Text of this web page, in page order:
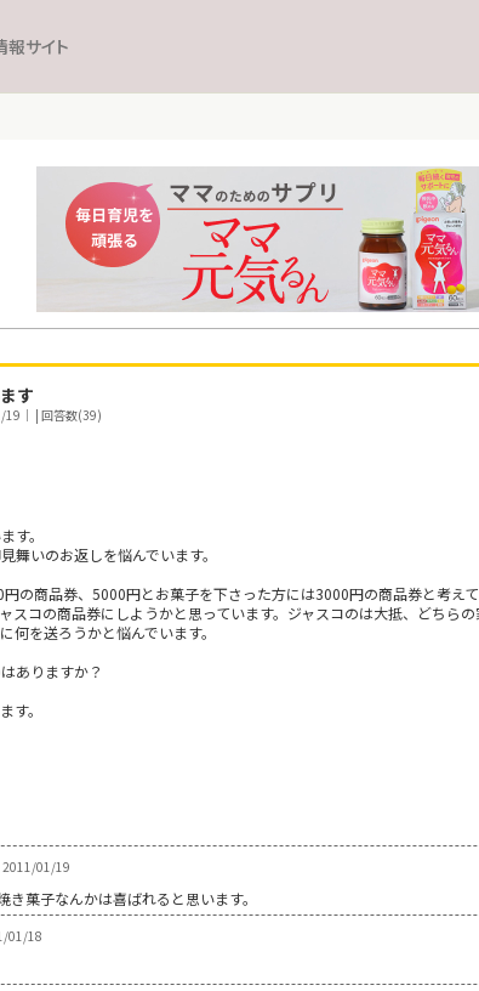
報サイト
す
19｜ | 回答数(39)
す。
舞いのお返しを悩んでいます。
の商品券、5000円とお菓子を下さった方には3000円の商品券と考え
スコの商品券にしようかと思っています。ジャスコのは大抵、どちらの
を送ろうかと悩んでいます。
ありますか？
す。
2011/01/19
菓子なんかは喜ばれると思います。
01/18